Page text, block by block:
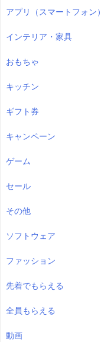
アプリ（スマートフォン）
インテリア・家具
おもちゃ
キッチン
ギフト券
キャンペーン
ゲーム
セール
その他
ソフトウェア
ファッション
先着でもらえる
全員もらえる
動画